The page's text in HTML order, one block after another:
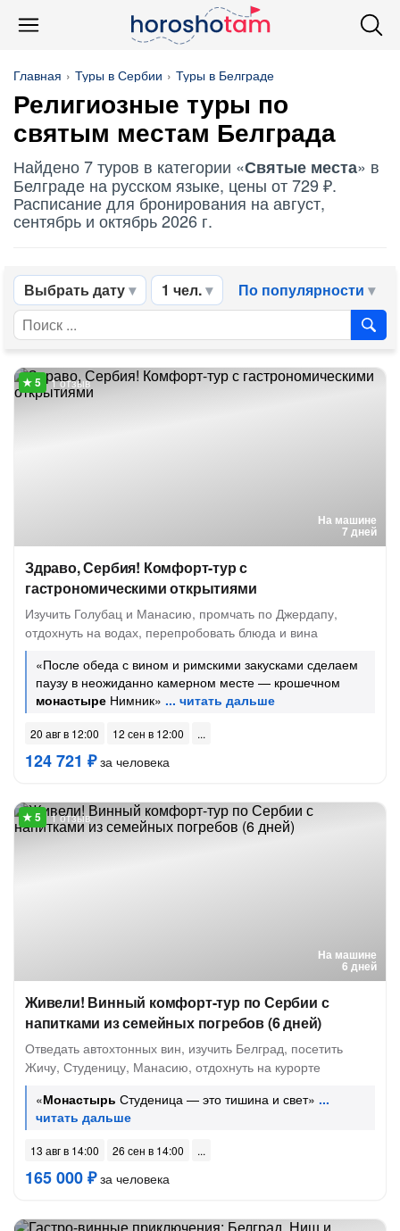
Главная Туры в Сербии Туры в Белграде
Религиозные туры по
святым местам Белграда
Найдено 7 туров в категории «Святые места» в
Белграде на русском языке, цены от 729 ₽.
Расписание для бронирования на август,
сентябрь и октябрь 2026 г.
Выбрать дату 1 чел. По популярности
На машине
7 дней
1 отзыв
Здраво, Сербия! Комфорт-тур с
гастрономическими открытиями
Изучить Голубац и Манасию, промчать по Джердапу,
отдохнуть на водах, перепробовать блюда и вина
«После обеда с вином и римскими закусками сделаем
паузу в неожиданно камерном месте — крошечном
монастыре Нимник»
20 авг в 12:00 12 сен в 12:00
124 721 ₽за человека
На машине
6 дней
1 отзыв
Живели! Винный комфорт-тур по Сербии с
напитками из семейных погребов (6 дней)
Отведать автохтонных вин, изучить Белград, посетить
Жичу, Студеницу, Манасию, отдохнуть на курорте
«Монастырь Студеница — это тишина и свет»
13 авг в 14:00 26 сен в 14:00
165 000 ₽за человека